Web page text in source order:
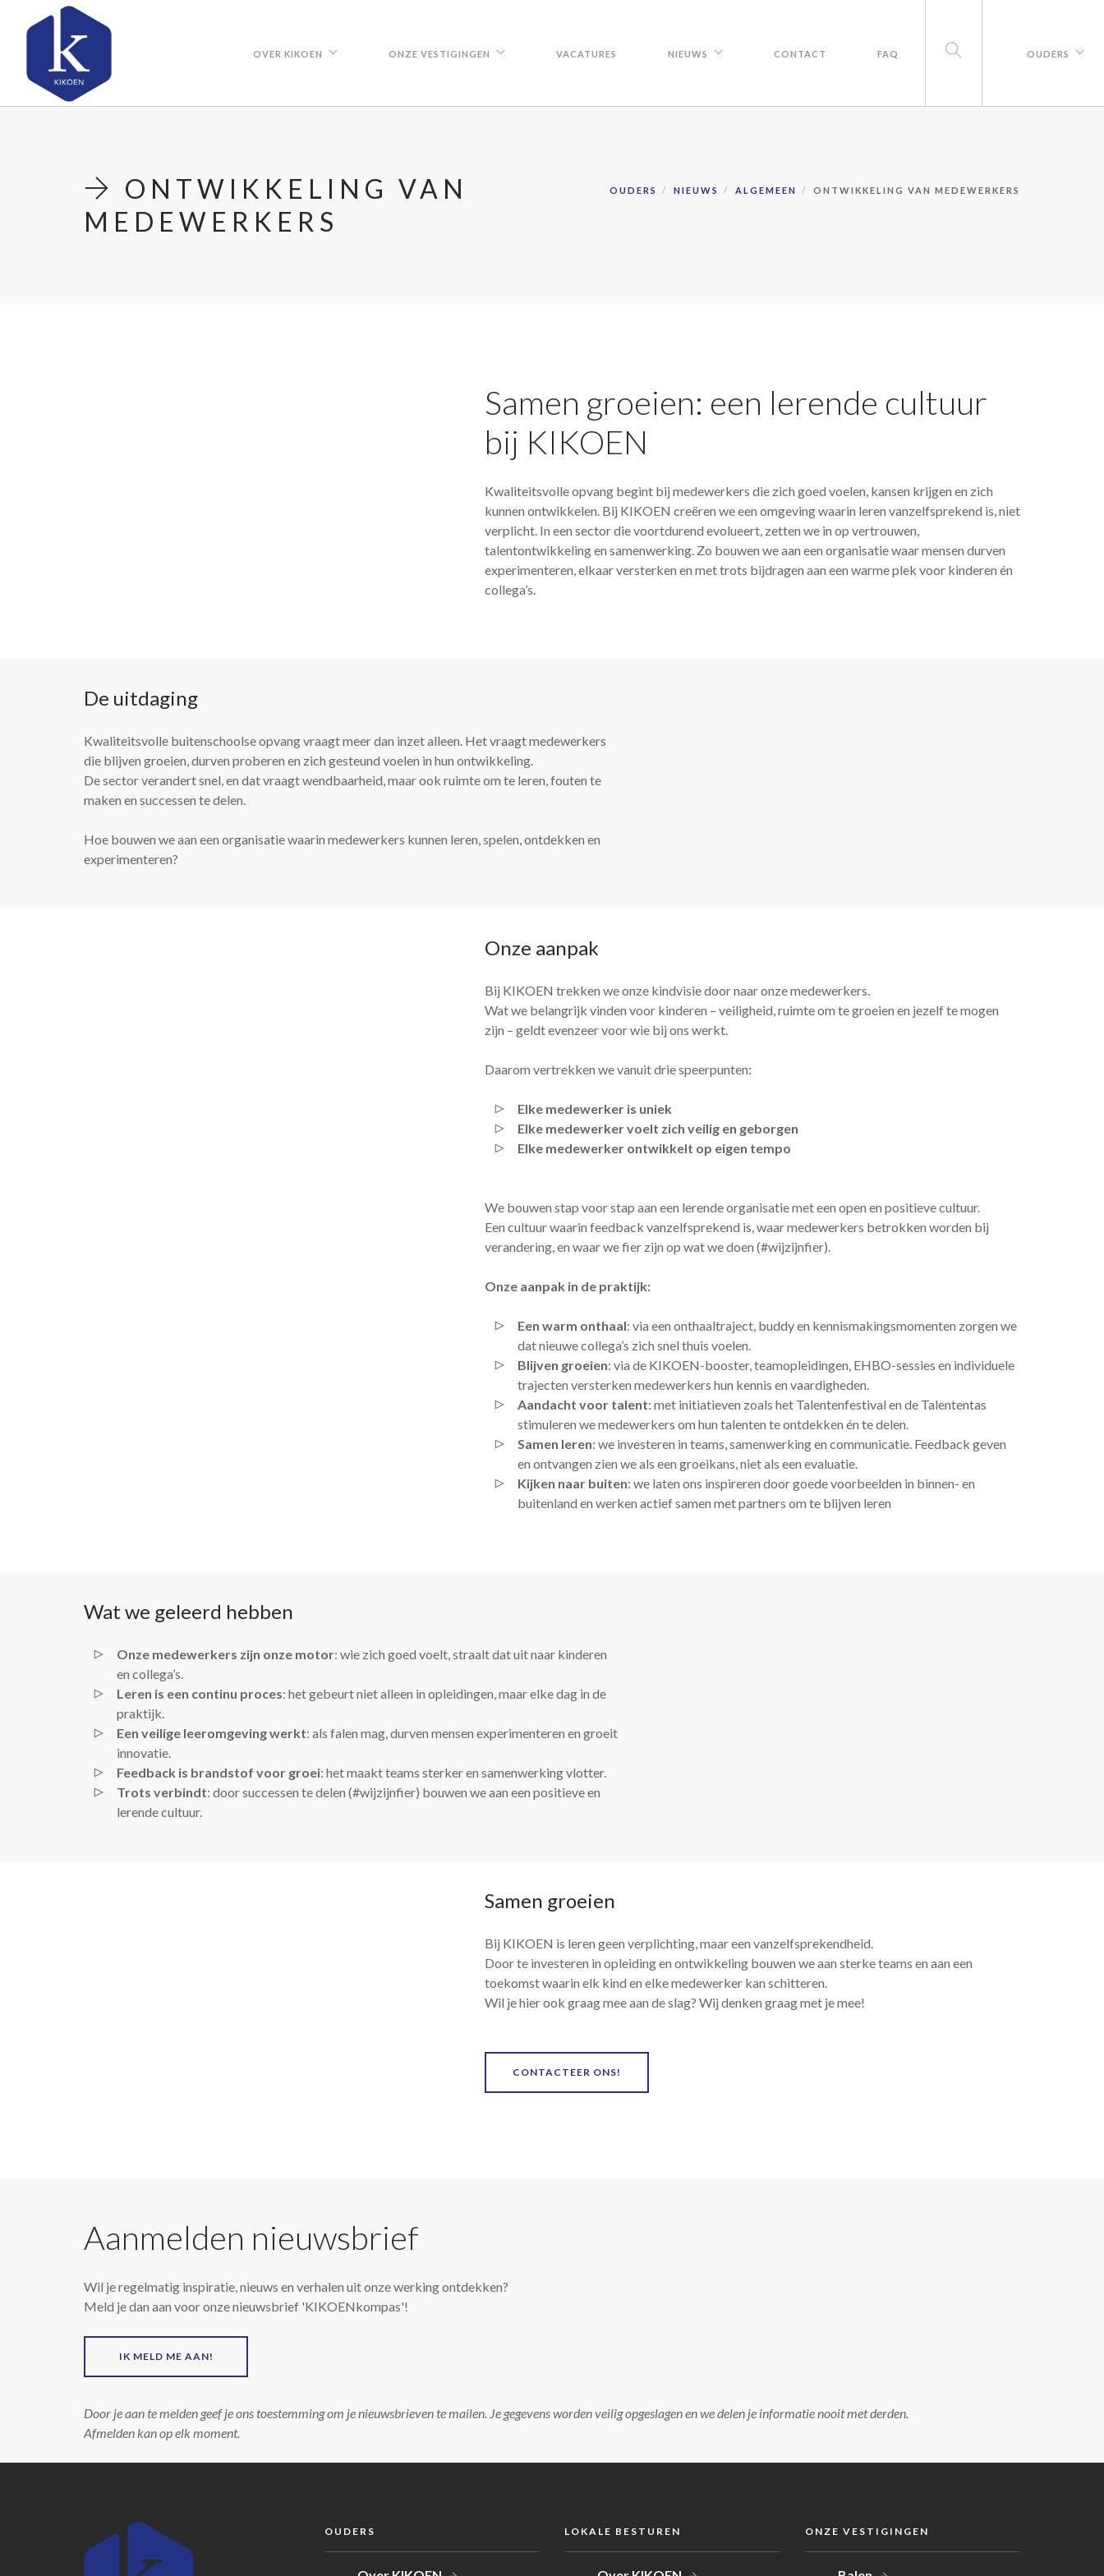
OVER KIKOEN ONZE VESTIGINGEN VACATURES NIEUWS CONTACT FAQ OUDERS
ONTWIKKELING VAN
MEDEWERKERS
OUDERS NIEUWS ALGEMEEN ONTWIKKELING VAN MEDEWERKERS
Samen groeien: een lerende cultuur
bij KIKOEN
Kwaliteitsvolle opvang begint bij medewerkers die zich goed voelen, kansen krijgen en zich
kunnen ontwikkelen. Bij KIKOEN creëren we een omgeving waarin leren vanzelfsprekend is, niet
verplicht. In een sector die voortdurend evolueert, zetten we in op vertrouwen,
talentontwikkeling en samenwerking. Zo bouwen we aan een organisatie waar mensen durven
experimenteren, elkaar versterken en met trots bijdragen aan een warme plek voor kinderen én
collega’s.
De uitdaging
Kwaliteitsvolle buitenschoolse opvang vraagt meer dan inzet alleen. Het vraagt medewerkers
die blijven groeien, durven proberen en zich gesteund voelen in hun ontwikkeling.
De sector verandert snel, en dat vraagt wendbaarheid, maar ook ruimte om te leren, fouten te
maken en successen te delen.
Hoe bouwen we aan een organisatie waarin medewerkers kunnen leren, spelen, ontdekken en
experimenteren?
Onze aanpak
Bij KIKOEN trekken we onze kindvisie door naar onze medewerkers.
Wat we belangrijk vinden voor kinderen – veiligheid, ruimte om te groeien en jezelf te mogen
zijn – geldt evenzeer voor wie bij ons werkt.
Daarom vertrekken we vanuit drie speerpunten:
Elke medewerker is uniek
Elke medewerker voelt zich veilig en geborgen
Elke medewerker ontwikkelt op eigen tempo
We bouwen stap voor stap aan een lerende organisatie met een open en positieve cultuur.
Een cultuur waarin feedback vanzelfsprekend is, waar medewerkers betrokken worden bij
verandering, en waar we fier zijn op wat we doen (#wijzijnfier).
Onze aanpak in de praktijk:
Een warm onthaal: via een onthaaltraject, buddy en kennismakingsmomenten zorgen we
dat nieuwe collega’s zich snel thuis voelen.
Blijven groeien: via de KIKOEN-booster, teamopleidingen, EHBO-sessies en individuele
trajecten versterken medewerkers hun kennis en vaardigheden.
Aandacht voor talent: met initiatieven zoals het Talentenfestival en de Talententas
stimuleren we medewerkers om hun talenten te ontdekken én te delen.
Samen leren: we investeren in teams, samenwerking en communicatie. Feedback geven
en ontvangen zien we als een groeikans, niet als een evaluatie.
Kijken naar buiten: we laten ons inspireren door goede voorbeelden in binnen- en
buitenland en werken actief samen met partners om te blijven leren
Wat we geleerd hebben
Onze medewerkers zijn onze motor: wie zich goed voelt, straalt dat uit naar kinderen
en collega’s.
Leren is een continu proces: het gebeurt niet alleen in opleidingen, maar elke dag in de
praktijk.
Een veilige leeromgeving werkt: als falen mag, durven mensen experimenteren en groeit
innovatie.
Feedback is brandstof voor groei: het maakt teams sterker en samenwerking vlotter.
Trots verbindt: door successen te delen (#wijzijnfier) bouwen we aan een positieve en
lerende cultuur.
Samen groeien
Bij KIKOEN is leren geen verplichting, maar een vanzelfsprekendheid.
Door te investeren in opleiding en ontwikkeling bouwen we aan sterke teams en aan een
toekomst waarin elk kind en elke medewerker kan schitteren.
Wil je hier ook graag mee aan de slag? Wij denken graag met je mee!
CONTACTEER ONS!
Aanmelden nieuwsbrief
Wil je regelmatig inspiratie, nieuws en verhalen uit onze werking ontdekken?
Meld je dan aan voor onze nieuwsbrief 'KIKOENkompas'!
IK MELD ME AAN!
Door je aan te melden geef je ons toestemming om je nieuwsbrieven te mailen. Je gegevens worden veilig opgeslagen en we delen je informatie nooit met derden.
Afmelden kan op elk moment.
OUDERS LOKALE BESTUREN ONZE VESTIGINGEN